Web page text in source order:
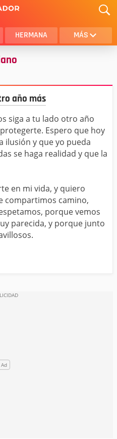
HERMANA MÁS
HIJO
ESPOSO
PRIMO
CATEGORÍAS
año más
siga a tu lado otro año
Espero que hoy
ilusión y que yo pueda
se haga realidad y que la
en mi vida, y quiero
compartimos camino,
porque vemos
parecida, y porque junto